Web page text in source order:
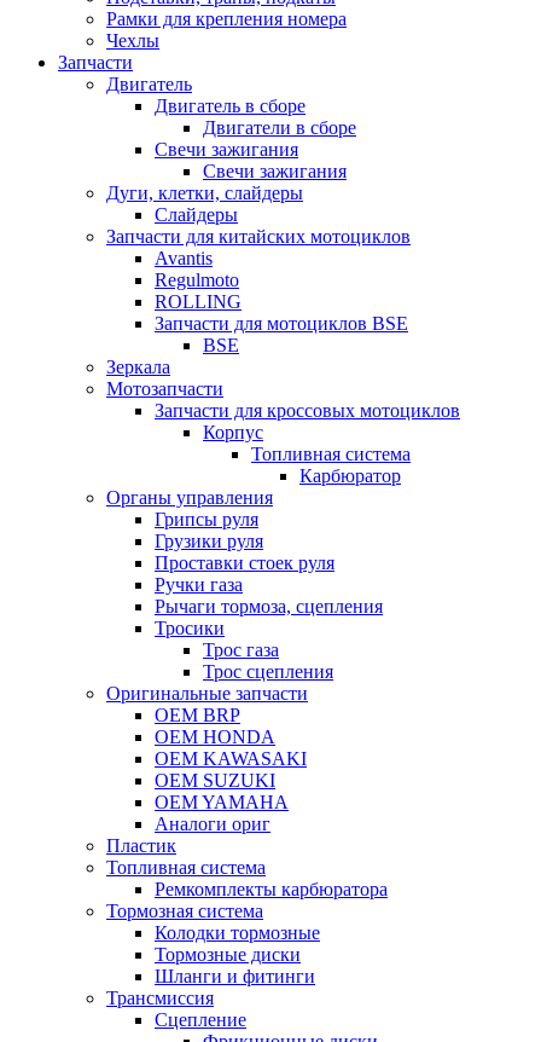
Рамки для крепления номера
Чехлы
Запчасти
Двигатель
Двигатель в сборе
Двигатели в сборе
Свечи зажигания
Свечи зажигания
Дуги, клетки, слайдеры
Слайдеры
Запчасти для китайских мотоциклов
Avantis
Regulmoto
ROLLING
Запчасти для мотоциклов BSE
BSE
Зеркала
Мотозапчасти
Запчасти для кроссовых мотоциклов
Корпус
Топливная система
Карбюратор
Органы управления
Грипсы руля
Грузики руля
Проставки стоек руля
Ручки газа
Рычаги тормоза, сцепления
Тросики
Трос газа
Трос сцепления
Оригинальные запчасти
OEM BRP
OEM HONDA
OEM KAWASAKI
OEM SUZUKI
OEM YAMAHA
Аналоги ориг
Пластик
Топливная система
Ремкомплекты карбюратора
Тормозная система
Колодки тормозные
Тормозные диски
Шланги и фитинги
Трансмиссия
Cцепление